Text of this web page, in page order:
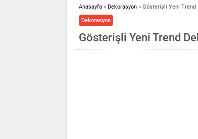
Anasayfa » Dekorasyon » Gösterişli Yeni Trend
Dekorasyon
Gösterişli Yeni Trend